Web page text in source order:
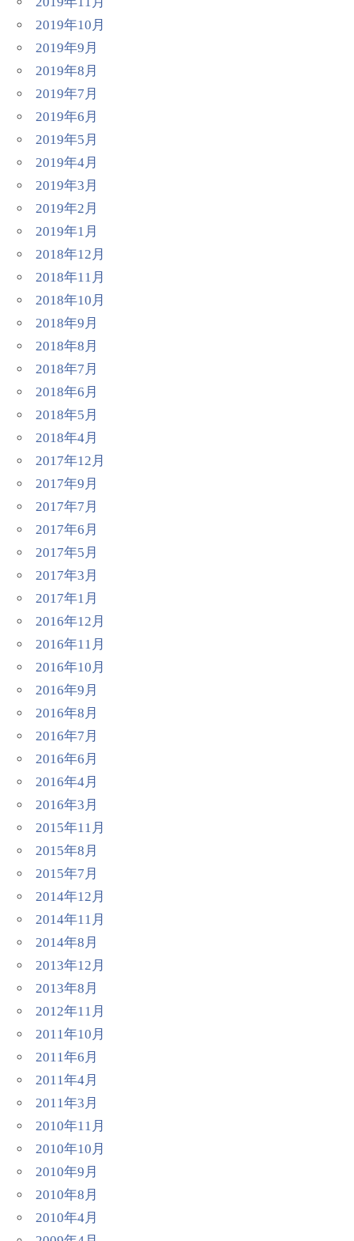
2019年10月
2019年9月
2019年8月
2019年7月
2019年6月
2019年5月
2019年4月
2019年3月
2019年2月
2019年1月
2018年12月
2018年11月
2018年10月
2018年9月
2018年8月
2018年7月
2018年6月
2018年5月
2018年4月
2017年12月
2017年9月
2017年7月
2017年6月
2017年5月
2017年3月
2017年1月
2016年12月
2016年11月
2016年10月
2016年9月
2016年8月
2016年7月
2016年6月
2016年4月
2016年3月
2015年11月
2015年8月
2015年7月
2014年12月
2014年11月
2014年8月
2013年12月
2013年8月
2012年11月
2011年10月
2011年6月
2011年4月
2011年3月
2010年11月
2010年10月
2010年9月
2010年8月
2010年4月